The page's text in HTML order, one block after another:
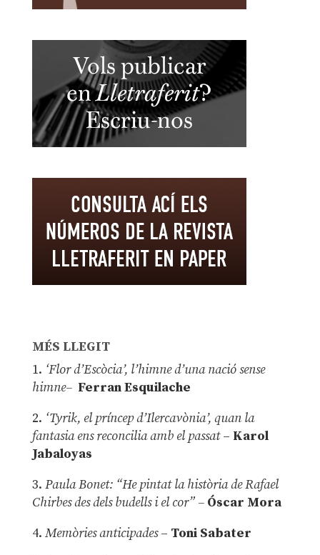
MÉS LLEGIT
1. ‘Flor d’Escòcia’, l’himne d’una nació sense
himne– Ferran Esquilache
2. ‘Tyrik, el príncep d’Ilercavònia’, quan la
fantasia ens reconcilia amb el passat– Karol
Jabaloyas
3. Paula Bonet: “He pintat la història de Rafael
Chirbes des dels budells i el cor” –Óscar Mora
4. Memòries anticipades– Toni Sabater